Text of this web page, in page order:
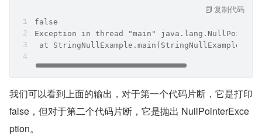
false
Exception in thread "main"
at
复制代码
我们可以看到上面的输出，对于第一个代码片断，它是打印
false，但对于第二个代码片断，它是抛出 NullPointerExce
ption。